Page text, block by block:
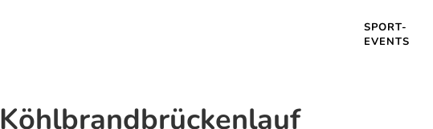
SPORT-
EVENTS
Köhlbrandbrückenlauf